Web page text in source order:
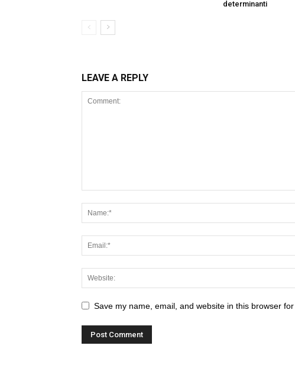
determinanti
LEAVE A REPLY
Save my name, email, and website in this browser